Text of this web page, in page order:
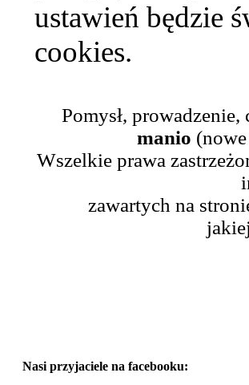
ustawień będzie
cookies.
Pomysł,
manio
Wszelkie prawa
zawartych na
Nasi przyjaciele na facebooku: